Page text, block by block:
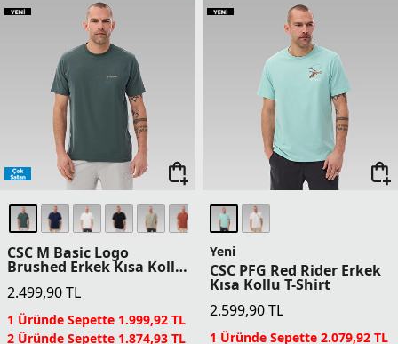
CSC M Basic Logo
Brushed Erkek Kısa Kollu
2.499,90TL
1 Üründe Sepette 1.999,92 TL
2 Üründe Sepette 1.874,93 TL
Yeni
CSC PFG Red Rider Erkek
Kısa Kollu T-Shirt
2.599,90TL
1 Üründe Sepette 2.079,92 TL